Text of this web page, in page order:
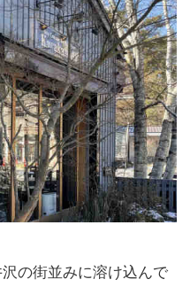
の街並みに溶け込んで